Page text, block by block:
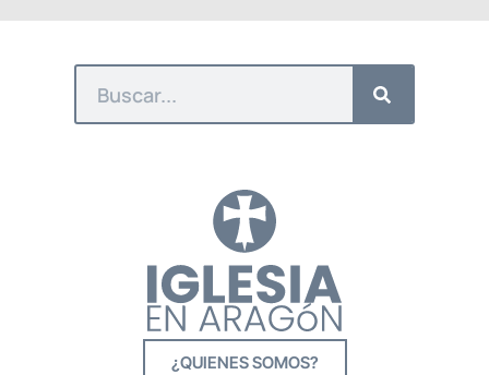
¿QUIENES SOMOS?